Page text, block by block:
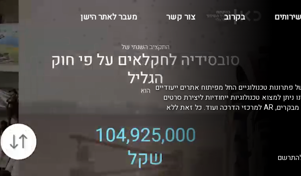
שירותים בקרוב צור קשר מעבר לאתר הישן
פתרונות טכנולוגיים החל מפיתוח אתרים ייעודיים
למצוא טכנולוגיות ייחודיות ליצירת סרטים
פרסונליים ודינאמים, חוויות VR למרכזי מבקרים, AR למרכזי הדרכה ועוד. כל זאת ללא